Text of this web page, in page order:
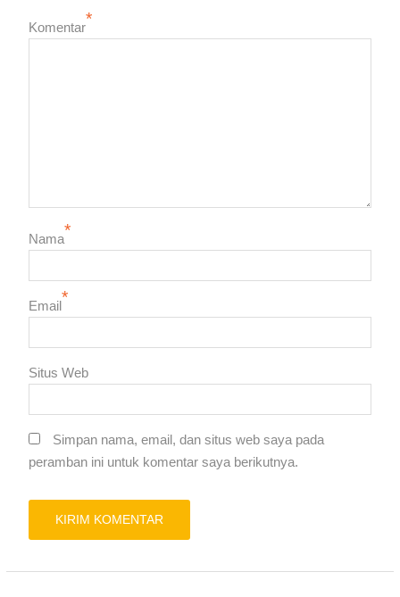
Komentar*
Nama*
Email*
Situs Web
Simpan nama, email, dan situs web saya pada
peramban ini untuk komentar saya berikutnya.